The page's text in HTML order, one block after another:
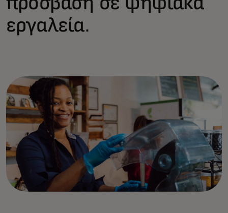
εργαλεία.